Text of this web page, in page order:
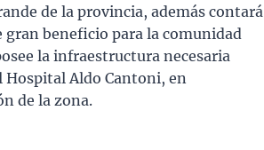
de la provincia, además contará
beneficio para la comunidad
la infraestructura necesaria
Hospital Aldo Cantoni, en
de la zona.